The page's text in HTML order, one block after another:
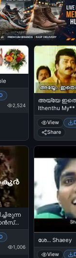
2,524
അയ്യേ
Ithenthu My**
Sreenivasan -
Scene -
Janardhanan
View
Share
1,006
ശേ... Shaeey
View